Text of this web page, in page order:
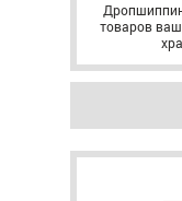
товаров